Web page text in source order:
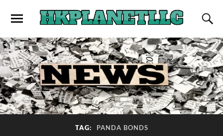
TAG: PANDA BONDS